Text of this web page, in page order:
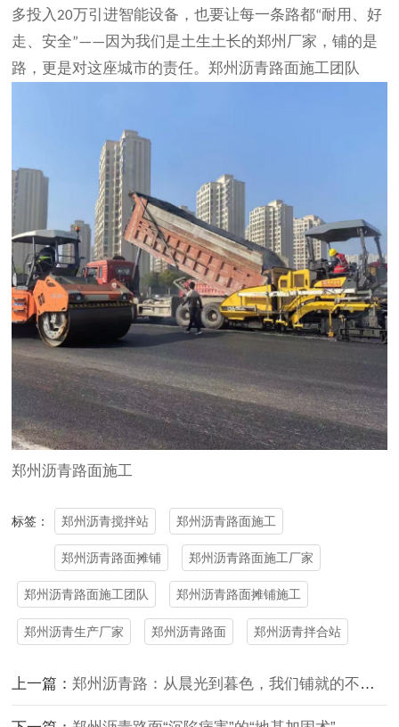
多投入20万引进智能设备，也要让每一条路都“耐用、好
走、安全”——因为我们是土生土长的郑州厂家，铺的是
路，更是对这座城市的责任。郑州沥青路面施工团队
郑州沥青路面施工
标签： 郑州沥青搅拌站 郑州沥青路面施工
郑州沥青路面摊铺 郑州沥青路面施工厂家
郑州沥青路面施工团队 郑州沥青路面摊铺施工
郑州沥青生产厂家 郑州沥青路面 郑州沥青拌合站
上一篇：郑州沥青路：从晨光到暮色，我们铺就的不只是路面，是城市的“流动年轮”